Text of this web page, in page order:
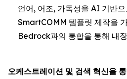
언어, 어조, 가독성을 AI 기반
SmartCOMM 템플릿 제작을
Bedrock과의 통합을 통해 내
오케스트레이션 및 검색 혁신을